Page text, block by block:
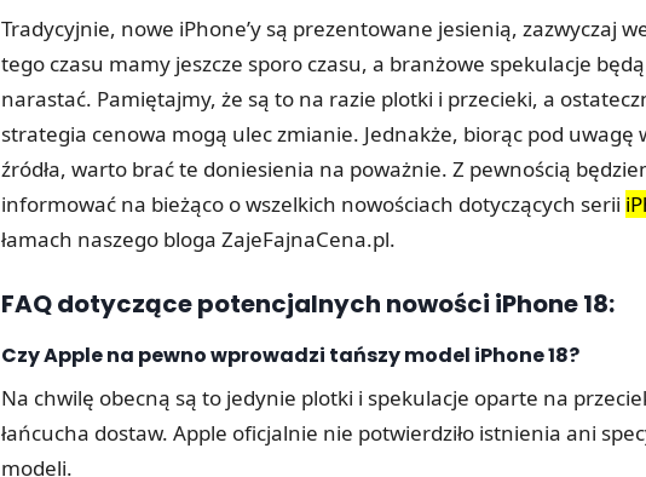
Tradycyjnie, nowe iPhone’y są prezentowane jesienią, zazwyczaj
tego czasu mamy jeszcze sporo czasu, a branżowe spekulacje
narastać. Pamiętajmy, że są to na razie plotki i przecieki, a
strategia cenowa mogą ulec zmianie. Jednakże, biorąc pod uwagę
źródła, warto brać te doniesienia na poważnie. Z pewnością
informować na bieżąco o wszelkich nowościach dotyczących serii
łamach naszego bloga ZajeFajnaCena.pl.
FAQ dotyczące potencjalnych nowości iPhone 18:
Czy Apple na pewno wprowadzi tańszy model iPhone 18?
Na chwilę obecną są to jedynie plotki i spekulacje oparte na
łańcucha dostaw. Apple oficjalnie nie potwierdziło istnienia ani
modeli.